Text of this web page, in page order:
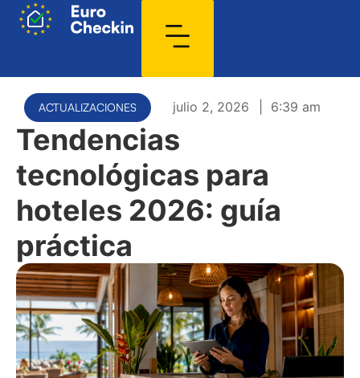
ACTUALIZACIONES julio 2, 2026 6:39 am
Tendencias
tecnológicas para
hoteles 2026: guía
práctica